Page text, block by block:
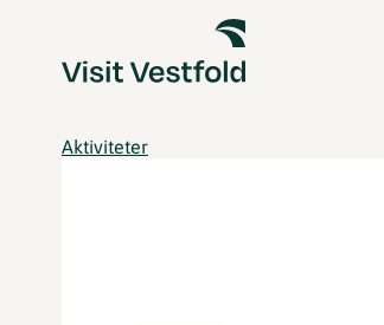
Aktiviteter